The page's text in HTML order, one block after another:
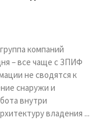
компаний
– все чаще с ЗПИФ
не сводятся к
снаружи и
внутри
владения ...